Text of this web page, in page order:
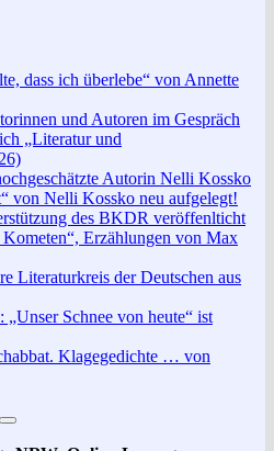
dass ich überlebe“ von Annette
und Autoren im Gespräch
„Literatur und
Autorin Nelli Kossko
von Nelli Kossko neu aufgelegt!
des BKDR veröffenlticht
Erzählungen von Max
Literaturkreis der Deutschen aus
Schnee von heute“ ist
Klagegedichte … von
Suchen